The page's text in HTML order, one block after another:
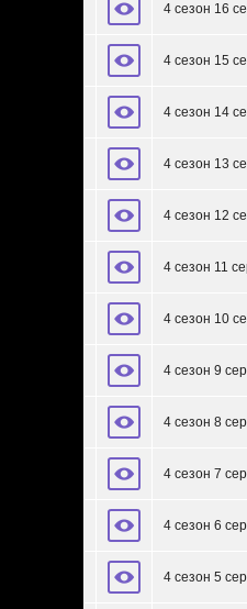
4 сезон 16
4 сезон 15
4 сезон 14
4 сезон 13
4 сезон 12
4 сезон 11
4 сезон 10
4 сезон 9
4 сезон 8
4 сезон 7
4 сезон 6
4 сезон 5